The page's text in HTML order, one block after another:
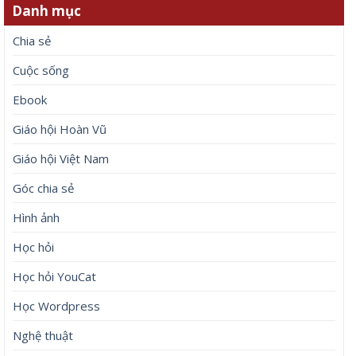
Danh mục
Chia sẻ
Cuộc sống
Ebook
Giáo hội Hoàn Vũ
Giáo hội Việt Nam
Góc chia sẻ
Hình ảnh
Học hỏi
Học hỏi YouCat
Học Wordpress
Nghệ thuật